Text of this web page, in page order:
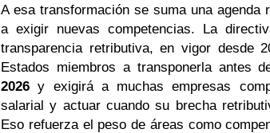
A esa transformación se suma una agenda
a exigir nuevas competencias. La
transparencia retributiva, en vigor desde
Estados miembros a transponerla antes
2026 y exigirá a muchas empresas
salarial y actuar cuando su brecha
Eso refuerza el peso de áreas como